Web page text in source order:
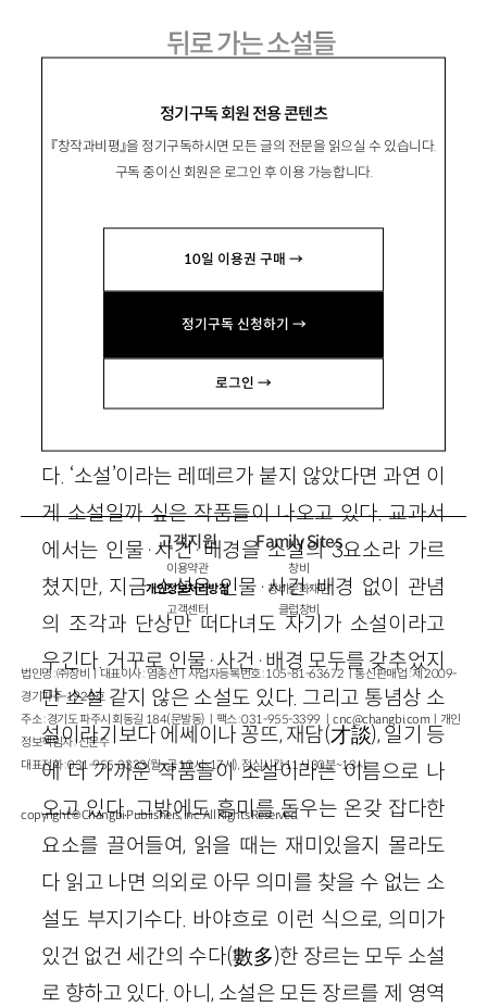
정기구독 회원 전용 콘텐츠
『창작과비평』을 정기구독하시면 모든 글의 전문을 읽으실 수 있습니다.
구독 중이신 회원은 로그인 후 이용 가능합니다.
10일 이용권 구매 →
정기구독 신청하기 →
로그인 →
뒤로 가는 소설들
심진경
『한국문학과 섹슈얼리티』 등이 있음.
sexology@hanmail.net
1. 프리모던인가 포스트모던인가
다. ‘소설’이라는 레떼르가 붙지 않았다면 과연 이
게 소설일까 싶은 작품들이 나오고 있다. 교과서
에서는 인물·사건·배경을 소설의 3요소라 가르
쳤지만, 지금 소설은 인물·사건·배경 없이 관념
의 조각과 단상만 떠다녀도 자기가 소설이라고
우긴다. 거꾸로 인물·사건·배경 모두를 갖추었지
만 소설 같지 않은 소설도 있다. 그리고 통념상 소
설이라기보다 에쎄이나 꽁뜨, 재담(才談), 일기 등
에 더 가까운 작품들이 소설이라는 이름으로 나
오고 있다. 그밖에도 흥미를 돋우는 온갖 잡다한
요소를 끌어들여, 읽을 때는 재미있을지 몰라도
다 읽고 나면 의외로 아무 의미를 찾을 수 없는 소
설도 부지기수다. 바야흐로 이런 식으로, 의미가
있건 없건 세간의 수다(數多)한 장르는 모두 소설
로 향하고 있다. 아니, 소설은 모든 장르를 제 영역
고객지원
이용약관
개인정보처리방침
고객센터
Family Sites
창비
창비문화재단
클럽창비
법인명 : ㈜창비ㅣ대표이사 : 염종선ㅣ사업자등록번호 : 105-81-63672ㅣ통신판매업 : 제 2009-
경기파주-1928호
주소 : 경기도 파주시 회동길 184(문발동)ㅣ팩스 : 031-955-3399 ㅣcnc@changbi.com ㅣ개인
정보책임자 : 신문수
대표전화 : 031-955-3333(월~금 10시~17시), 점심시간 11시 30분~13시
copyright © Changbi Publishers, inc. All Rights Reserved.